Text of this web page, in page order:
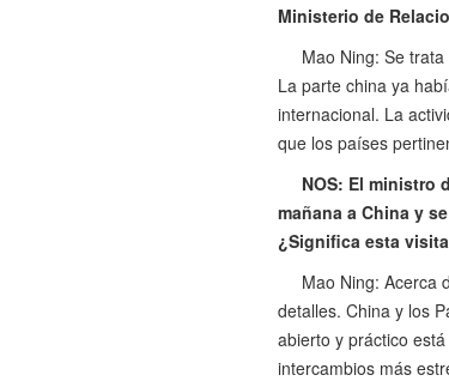
Ministerio de
Mao Ning: Se
La parte china ya
internacional. La
que los países
NOS: El ministro
mañana a China y
¿Significa esta
Mao Ning: Acerca
detalles. China y los
abierto y práctico
intercambios más